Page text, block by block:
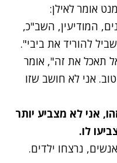
אומר לאילן:
המודיעין, השב"כ,
להוריד את ביבי".
תאכל את זה", אומר
אני לא חושב שזו
אני לא מצביע יותר
לו.
נרצחו ילדים.